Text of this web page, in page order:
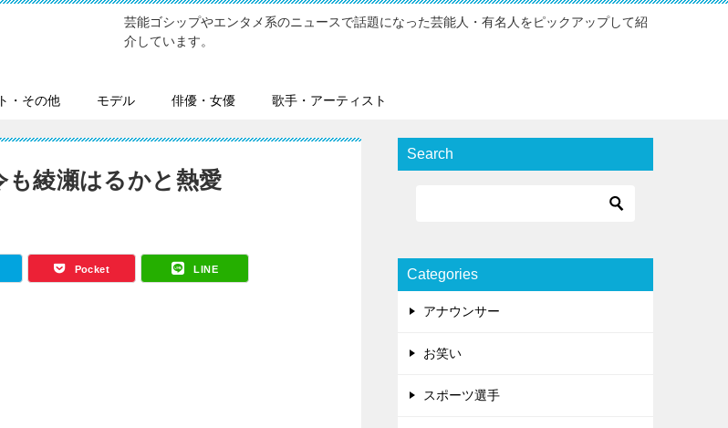
芸能ゴシップやエンタメ系のニュースで話題になった芸能人・有名人をピックアップして紹
介しています。
・その他 モデル 俳優・女優 歌手・アーティスト
も綾瀬はるかと熱愛
Pocket LINE
Search
Categories
アナウンサー
お笑い
スポーツ選手